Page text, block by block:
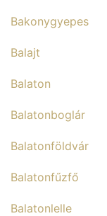
Bakonygyepes
Balajt
Balaton
Balatonboglár
Balatonföldvár
Balatonfűzfő
Balatonlelle